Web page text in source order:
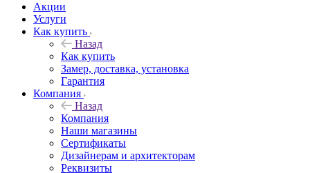
Акции
Услуги
Как купить
Назад
Как купить
Замер, доставка, установка
Гарантия
Компания
Назад
Компания
Наши магазины
Сертификаты
Дизайнерам и архитекторам
Реквизиты